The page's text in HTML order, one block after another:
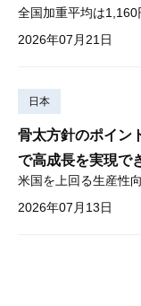
全国加重平均は
2026年07月21日
日本
骨太方針のポイ
で高成長を実現で
2026年07月13日